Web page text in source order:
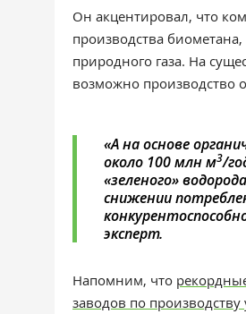
Он акцентировал, что
производства
природного газа. На
возможно производство
«А на основе
около 100 млн м3/
«зеленого»
снижении
эксперт.
Напомним, что
заводов по